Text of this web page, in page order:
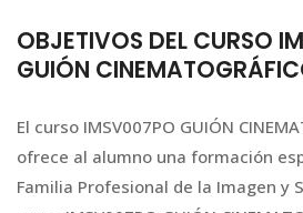
OBJETIVOS DEL CURSO
GUIÓN
El curso IMSV007PO GUIÓN
ofrece al alumno una formación
Familia Profesional de la Imagen y